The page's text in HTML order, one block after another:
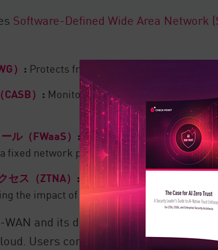
Software-Defined Wide Area Network
） : Protects from online threats by
） : Monitors and secures SaaS
ル（FWaaS） :Offers scalable firewall
fixed network perimeter
ス（ZTNA） :Enforces strict identity-
the impact of compromised accounts
WAN and its distributed Points of
Users connect to the nearest